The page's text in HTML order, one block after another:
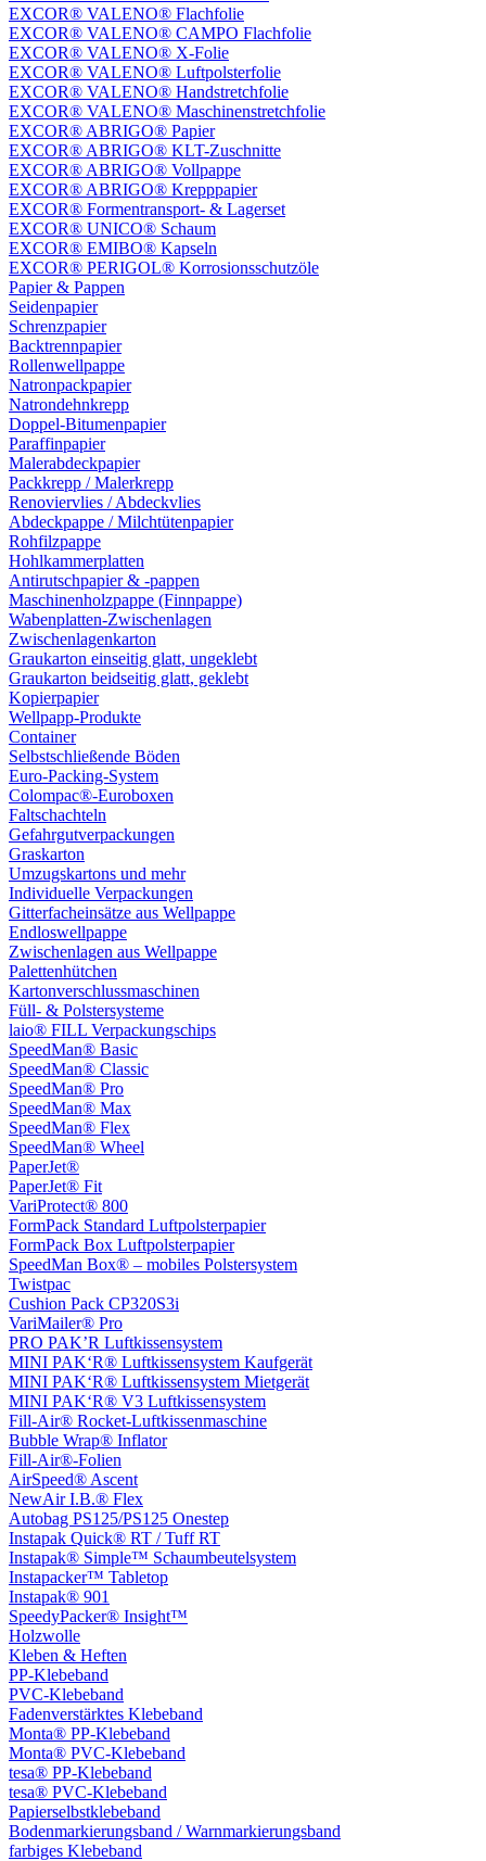
EXCOR® VALENO® Flachfolie
EXCOR® VALENO® CAMPO Flachfolie
EXCOR® VALENO® X-Folie
EXCOR® VALENO® Luftpolsterfolie
EXCOR® VALENO® Handstretchfolie
EXCOR® VALENO® Maschinenstretchfolie
EXCOR® ABRIGO® Papier
EXCOR® ABRIGO® KLT-Zuschnitte
EXCOR® ABRIGO® Vollpappe
EXCOR® ABRIGO® Krepppapier
EXCOR® Formentransport- & Lagerset
EXCOR® UNICO® Schaum
EXCOR® EMIBO® Kapseln
EXCOR® PERIGOL® Korrosionsschutzöle
Papier & Pappen
Seidenpapier
Schrenzpapier
Backtrennpapier
Rollenwellpappe
Natronpackpapier
Natrondehnkrepp
Doppel-Bitumenpapier
Paraffinpapier
Malerabdeckpapier
Packkrepp / Malerkrepp
Renoviervlies / Abdeckvlies
Abdeckpappe / Milchtütenpapier
Rohfilzpappe
Hohlkammerplatten
Antirutschpapier & -pappen
Maschinenholzpappe (Finnpappe)
Wabenplatten-Zwischenlagen
Zwischenlagenkarton
Graukarton einseitig glatt, ungeklebt
Graukarton beidseitig glatt, geklebt
Kopierpapier
Wellpapp-Produkte
Container
Selbstschließende Böden
Euro-Packing-System
Colompac®-Euroboxen
Faltschachteln
Gefahrgutverpackungen
Graskarton
Umzugskartons und mehr
Individuelle Verpackungen
Gitterfacheinsätze aus Wellpappe
Endloswellpappe
Zwischenlagen aus Wellpappe
Palettenhütchen
Kartonverschlussmaschinen
Füll- & Polstersysteme
laio® FILL Verpackungschips
SpeedMan® Basic
SpeedMan® Classic
SpeedMan® Pro
SpeedMan® Max
SpeedMan® Flex
SpeedMan® Wheel
PaperJet®
PaperJet® Fit
VariProtect® 800
FormPack Standard Luftpolsterpapier
FormPack Box Luftpolsterpapier
SpeedMan Box® – mobiles Polstersystem
Twistpac
Cushion Pack CP320S3i
VariMailer® Pro
PRO PAK’R Luftkissensystem
MINI PAK‘R® Luftkissensystem Kaufgerät
MINI PAK‘R® Luftkissensystem Mietgerät
MINI PAK‘R® V3 Luftkissensystem
Fill-Air® Rocket-Luftkissenmaschine
Bubble Wrap® Inflator
Fill-Air®-Folien
AirSpeed® Ascent
NewAir I.B.® Flex
Autobag PS125/PS125 Onestep
Instapak Quick® RT / Tuff RT
Instapak® Simple™ Schaumbeutelsystem
Instapacker™ Tabletop
Instapak® 901
SpeedyPacker® Insight™
Holzwolle
Kleben & Heften
PP-Klebeband
PVC-Klebeband
Fadenverstärktes Klebeband
Monta® PP-Klebeband
Monta® PVC-Klebeband
tesa® PP-Klebeband
tesa® PVC-Klebeband
Papierselbstklebeband
Bodenmarkierungsband / Warnmarkierungsband
farbiges Klebeband